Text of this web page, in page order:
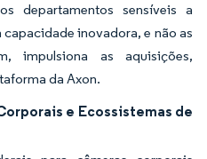
departamentos sensíveis a
inovadora, e não as
impulsiona as aquisições,
da Axon.
e Ecossistemas de